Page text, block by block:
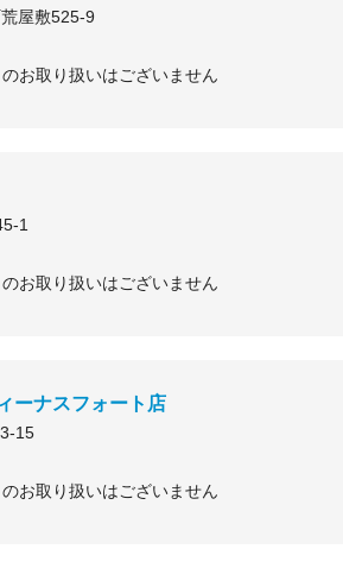
屋敷525-9
お取り扱いはございません
1
お取り扱いはございません
ーナスフォート店
15
お取り扱いはございません